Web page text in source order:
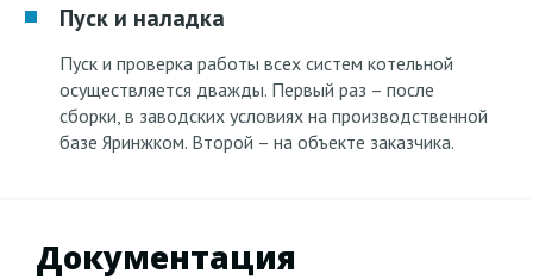
Пуск и наладка
Пуск и проверка работы всех систем котельной
осуществляется дважды. Первый раз – после
сборки, в заводских условиях на производственной
базе Яринжком. Второй – на объекте заказчика.
Документация